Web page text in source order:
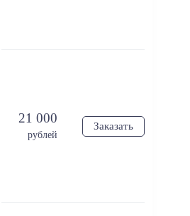
21 000
рублей
Заказать